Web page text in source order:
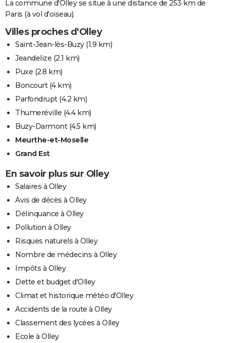
La commune d'Olley se situe à une distance de 253 km de
Paris (à vol d'oiseau).
Villes proches d'Olley
Saint-Jean-lès-Buzy(1.9 km)
Jeandelize (2.1 km)
Puxe (2.8 km)
Boncourt(4 km)
Parfondrupt(4.2 km)
Thumeréville (4.4 km)
Buzy-Darmont(4.5 km)
Meurthe-et-Moselle
Grand Est
En savoir plus sur Olley
Salaires à Olley
Avis de décès à Olley
Délinquance à Olley
Pollution à Olley
Risques naturels à Olley
Nombre de médecins à Olley
Impôts à Olley
Dette et budget d'Olley
Climat et historique météo d'Olley
Accidents de la route à Olley
Classement des lycées à Olley
Ecole à Olley